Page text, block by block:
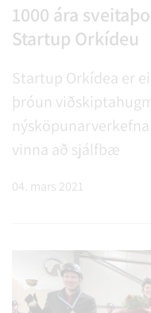
1000 ára
Startup Orkídeu
Startup Orkídea er
þróun
vinna að sjálfbæ
04. mars 2021